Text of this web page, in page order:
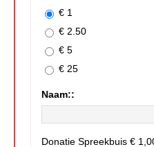
€ 1
€ 2.50
€ 5
€ 25
Naam::
Donatie Spreekbuis €